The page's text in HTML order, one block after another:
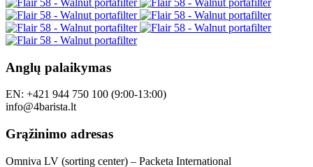
Anglų palaikymas
EN: +421 944 750 100 (9:00-13:00)
info@4barista.lt
Grąžinimo adresas
Omniva LV (sorting center) – Packeta International